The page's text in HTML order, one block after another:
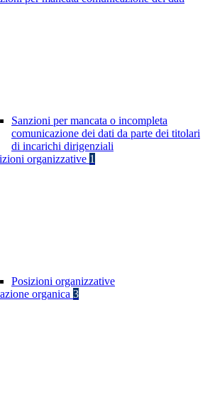
Sanzioni per mancata o incompleta
comunicazione dei dati da parte dei titolari
di incarichi dirigenziali
organizzative 1
Posizioni organizzative
organica 3